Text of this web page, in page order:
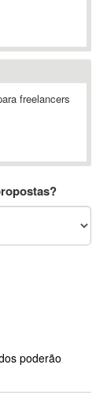
freelancers
poderão